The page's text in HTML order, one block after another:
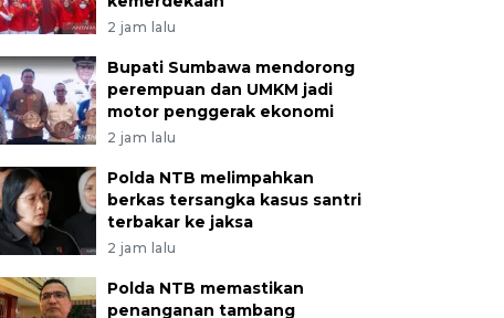
2 jam lalu
Bupati Sumbawa mendorong
perempuan dan UMKM jadi
motor penggerak ekonomi
2 jam lalu
Polda NTB melimpahkan
berkas tersangka kasus santri
terbakar ke jaksa
2 jam lalu
Polda NTB memastikan
penanganan tambang